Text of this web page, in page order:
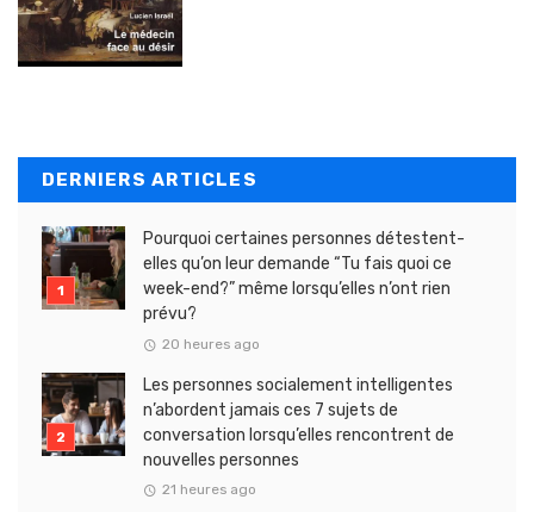
DERNIERS ARTICLES
Pourquoi certaines personnes détestent-
elles qu’on leur demande “Tu fais quoi ce
week-end?” même lorsqu’elles n’ont rien
prévu?
20 heures ago
Les personnes socialement intelligentes
n’abordent jamais ces 7 sujets de
conversation lorsqu’elles rencontrent de
nouvelles personnes
21 heures ago